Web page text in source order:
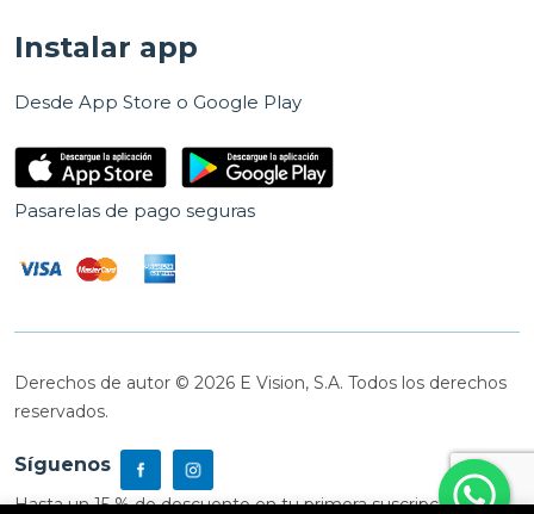
Instalar app
Desde App Store o Google Play
Pasarelas de pago seguras
Derechos de autor © 2026 E Vision, S.A. Todos los derechos
reservados.
Síguenos
Hasta un 15 % de descuento en tu primera suscripción